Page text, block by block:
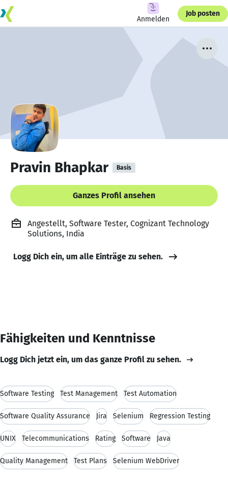
Anmelden
Job posten
Pravin Bhapkar Basis
Ganzes Profil ansehen
Angestellt, Software Tester, Cognizant Technology
Solutions, India
Logg Dich ein, um alle Einträge zu sehen.
Fähigkeiten und Kenntnisse
Logg Dich jetzt ein, um das ganze Profil zu sehen.
Software Testing Test Management Test Automation
Software Quality Assurance Jira Selenium Regression Testing
UNIX Telecommunications Rating Software Java
Quality Management Test Plans Selenium WebDriver